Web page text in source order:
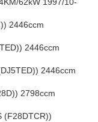
62kW 1997/10-
2446ccm
2446ccm
2446ccm
2798ccm
(F28DTCR))